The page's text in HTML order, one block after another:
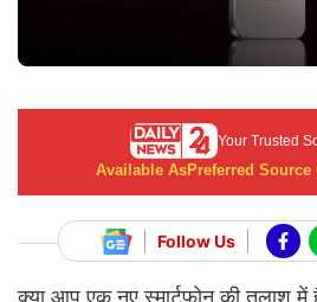
Your Trusted
Available AsPreferred Source
Follow Us